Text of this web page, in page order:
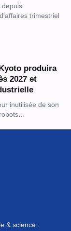
depuis
trimestriel
produira
2027 et
inutilisée de son
& science :